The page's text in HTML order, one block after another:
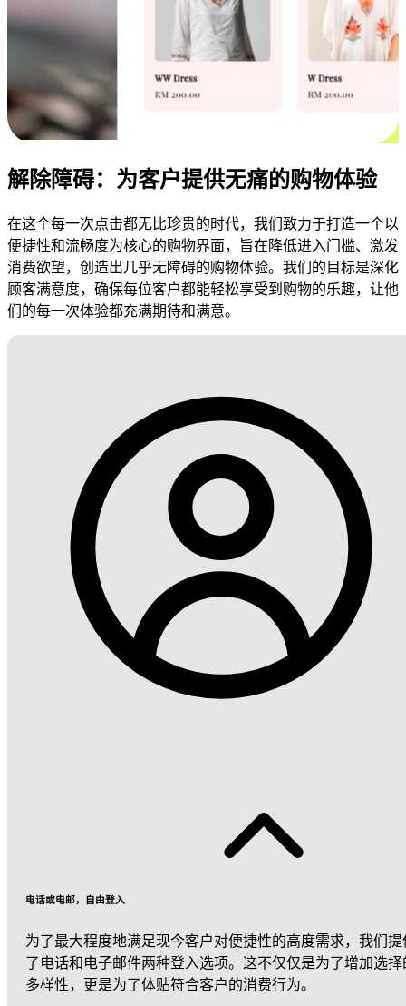
解除障碍：为客户提供无痛的购物体验
在这个每一次点击都无比珍贵的时代，我们致力于打造一个以
便捷性和流畅度为核心的购物界面，旨在降低进入门槛、激发
消费欲望，创造出几乎无障碍的购物体验。我们的目标是深化
顾客满意度，确保每位客户都能轻松享受到购物的乐趣，让他
们的每一次体验都充满期待和满意。
电话或电邮，自由登入
为了最大程度地满足现今客户对便捷性的高度需求，我们提
了电话和电子邮件两种登入选项。这不仅仅是为了增加选择
多样性，更是为了体贴符合客户的消费行为。